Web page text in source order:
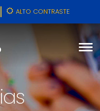
ALTO CONTRASTE